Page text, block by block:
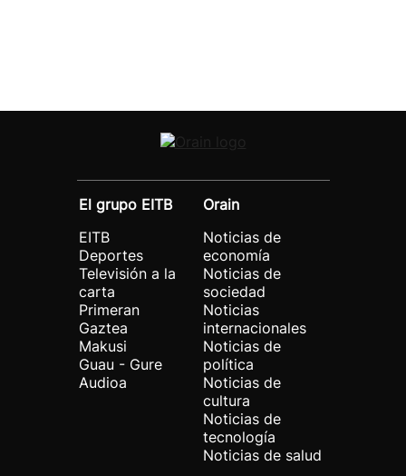
El grupo EITB
EITB
Deportes
Televisión a la
carta
Primeran
Gaztea
Makusi
Guau - Gure
Audioa
Orain
Noticias de
economía
Noticias de
sociedad
Noticias
internacionales
Noticias de
política
Noticias de
cultura
Noticias de
tecnología
Noticias de salud